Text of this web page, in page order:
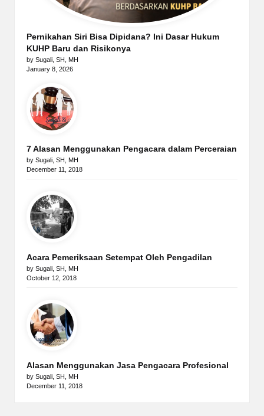
Pernikahan Siri Bisa Dipidana? Ini Dasar Hukum
KUHP Baru dan Risikonya
by Sugali, SH, MH
January 8, 2026
7 Alasan Menggunakan Pengacara dalam Perceraian
by Sugali, SH, MH
December 11, 2018
Acara Pemeriksaan Setempat Oleh Pengadilan
by Sugali, SH, MH
October 12, 2018
Alasan Menggunakan Jasa Pengacara Profesional
by Sugali, SH, MH
December 11, 2018